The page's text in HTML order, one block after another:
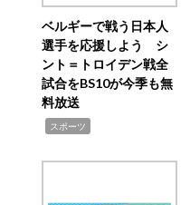
ベルギーで戦う日本人
選手を応援しよう シ
ント＝トロイデン戦全
試合をBS10が今季も無
料放送
スポーツ